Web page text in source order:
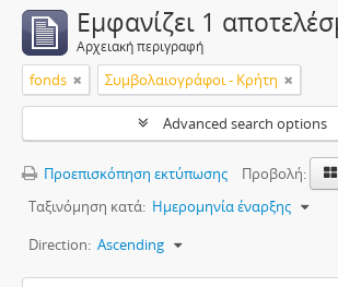
Εμφανίζει 1
Αρχειακή περιγραφή
fonds Συμβολαιογράφοι - Κρήτη
Advanced search options
Προεπισκόπηση εκτύπωσης
Προβολή:
Ταξινόμηση κατά: Ημερομηνία έναρξης
Direction: Ascending